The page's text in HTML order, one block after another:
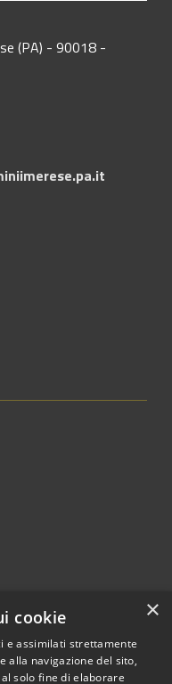
(PA) - 90018 -
Copyright © 2026 • Comune di
Imerese • Powered
×
cookie
e assimilati strettamente
alla navigazione del sito,
solo fine di elaborare